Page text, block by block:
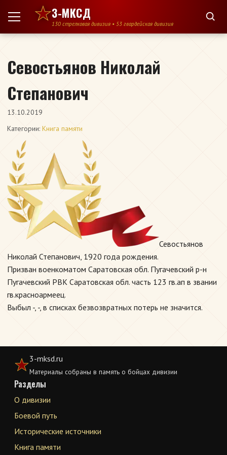
Перейти к содержимому
3-МКСД
130 стрелковая дивизия • 53 гвардейская дивизия
Севостьянов Николай
Степанович
13.10.2019
Категории: Книга памяти
Севостьянов
Николай Степанович, 1920 года рождения.
Призван военкоматом Саратовская обл. Пугачевский р-н
Пугачевский РВК Саратовская обл. часть 123 гв.ап в звании
гв.красноармеец.
Выбыл -, -, в списках безвозвратных потерь не значится.
3-mksd.ru
Материалы собраны в память о бойцах дивизии
Разделы
О дивизии
Боевой путь
Исторические источники
Книга памяти